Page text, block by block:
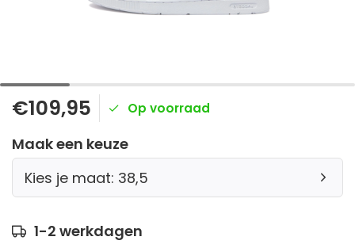
€109,95 Op voorraad
Maak een keuze
Kies je maat: 38,5
1-2 werkdagen